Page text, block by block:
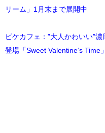
リーム」1月末まで展開中
ピケカフェ：”大人かわいい”
登場「Sweet Valentine’s